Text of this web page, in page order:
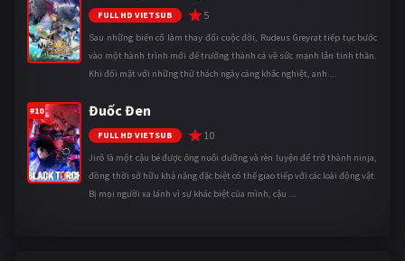
FULL HD VIETSUB 5
Sau những biến cố làm thay đổi cuộc đời, Rudeus Greyrat tiếp tục bước
vào một hành trình mới để trưởng thành cả về sức mạnh lẫn tinh thần.
Khi đối mặt với những thử thách ngày càng khắc nghiệt, anh ...
#10 Đuốc Đen
FULL HD VIETSUB 10
Jirô là một cậu bé được ông nuôi dưỡng và rèn luyện để trở thành ninja,
đồng thời sở hữu khả năng đặc biệt có thể giao tiếp với các loài động vật.
Bị mọi người xa lánh vì sự khác biệt của mình, cậu ...